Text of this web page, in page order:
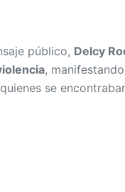
público, Delcy
,
se